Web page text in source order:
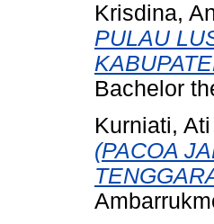
Krisdina,
PULAU
Bachelor
Kurniati, Ati
(PACOA